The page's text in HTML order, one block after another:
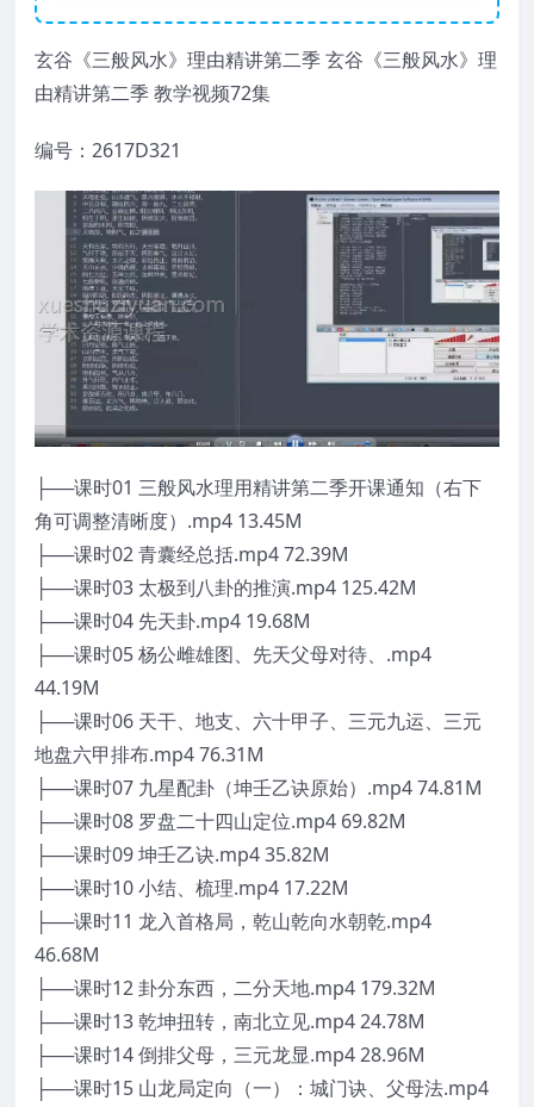
玄谷《三般风水》理由精讲第二季 玄谷《三般风水》理
由精讲第二季 教学视频72集
编号：2617D321
├──课时01 三般风水理用精讲第二季开课通知（右下
角可调整清晰度）.mp4 13.45M
├──课时02 青囊经总括.mp4 72.39M
├──课时03 太极到八卦的推演.mp4 125.42M
├──课时04 先天卦.mp4 19.68M
├──课时05 杨公雌雄图、先天父母对待、.mp4
44.19M
├──课时06 天干、地支、六十甲子、三元九运、三元
地盘六甲排布.mp4 76.31M
├──课时07 九星配卦（坤壬乙诀原始）.mp4 74.81M
├──课时08 罗盘二十四山定位.mp4 69.82M
├──课时09 坤壬乙诀.mp4 35.82M
├──课时10 小结、梳理.mp4 17.22M
├──课时11 龙入首格局，乾山乾向水朝乾.mp4
46.68M
├──课时12 卦分东西，二分天地.mp4 179.32M
├──课时13 乾坤扭转，南北立见.mp4 24.78M
├──课时14 倒排父母，三元龙显.mp4 28.96M
├──课时15 山龙局定向（一）：城门诀、父母法.mp4